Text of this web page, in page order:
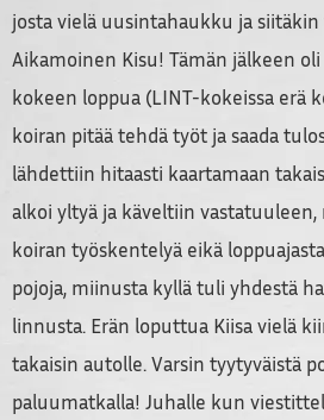
josta vielä uusintahaukku ja
Aikamoinen Kisu! Tämän jälkeen oli
kokeen loppua (LINT-kokeissa erä
koiran pitää tehdä työt ja saada
lähdettiin hitaasti kaartamaan
alkoi yltyä ja käveltiin
koiran työskentelyä eikä
pojoja, miinusta kyllä tuli yhdestä
linnusta. Erän loputtua Kiisa vielä
takaisin autolle. Varsin tyytyväistä
paluumatkalla! Juhalle kun